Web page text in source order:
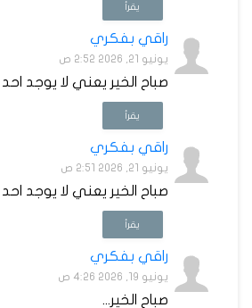
يقرأ
راقي بفكري
يونيو 21, 2026 2:52 ص
صباح الخير يعني لا يوجد
يقرأ
راقي بفكري
يونيو 21, 2026 2:51 ص
صباح الخير يعني لا يوجد
يقرأ
راقي بفكري
يونيو 19, 2026 4:26 ص
صباح الخير...